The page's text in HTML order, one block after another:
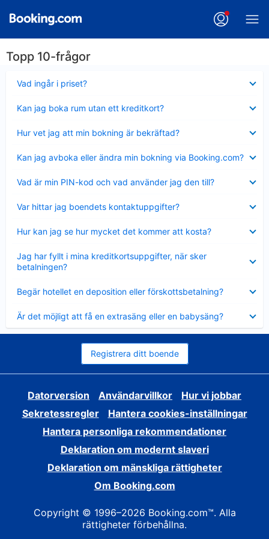
Topp 10-frågor
Vad ingår i priset?
mindre
Kan jag boka rum utan ett kreditkort?
mindre
Hur vet jag att min bokning är bekräftad?
mindre
Kan jag avboka eller ändra min bokning via Booking.com?
mindre
Vad är min PIN-kod och vad använder jag den till?
mindre
Var hittar jag boendets kontaktuppgifter?
mindre
Hur kan jag se hur mycket det kommer att kosta?
mindre
Jag har fyllt i mina kreditkortsuppgifter, när sker
betalningen?
mindre
Begär hotellet en deposition eller förskottsbetalning?
mindre
Är det möjligt att få en extrasäng eller en babysäng?
mindre
Registrera ditt boende
Datorversion Användarvillkor
Hur vi jobbar
Sekretessregler
Hantera cookies-inställningar
Hantera personliga rekommendationer
Deklaration om modernt slaveri
Deklaration om mänskliga rättigheter
Om Booking.com
Copyright © 1996–2026 Booking.com™. Alla
rättigheter förbehållna.